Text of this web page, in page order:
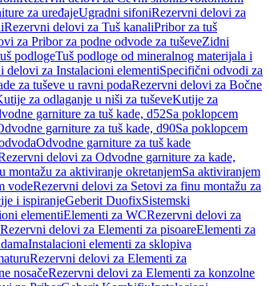
za uređajeUgradni sifoniRezervni delovi za
Rezervni delovi za Tuš kanaliPribor za tuš
za Pribor za podne odvode za tuševeZidni
podlogeTuš podloge od mineralnog materijala i
delovi za Instalacioni elementiSpecifični odvodi za
za tuševe u ravni podaRezervni delovi za Bočne
za odlaganje u niši za tuševeKutije za
garniture za tuš kade, d52Sa poklopcem
garniture za tuš kade, d90Sa poklopcem
Odvodne garniture za tuš kade
delovi za Odvodne garniture za kade,
montažu za aktiviranje okretanjemSa aktiviranjem
vodeRezervni delovi za Setovi za finu montažu za
i ispiranjeGeberit DuofixSistemski
elementiElementi za WCRezervni delovi za
Rezervni delovi za Elementi za pisoareElementi za
Instalacioni elementi za sklopiva
Rezervni delovi za Elementi za
nosačeRezervni delovi za Elementi za konzolne